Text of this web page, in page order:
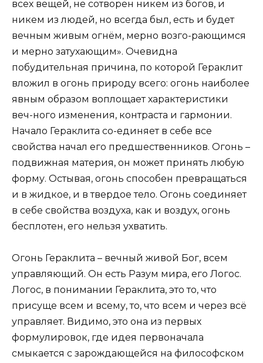
всех вещей, не сотворен никем из богов, и
никем из людей, но всегда был, есть и будет
вечным живым огнём, мерно возго-рающимся
и мерно затухающим». Очевидна
побудительная причина, по которой Гераклит
вложил в огонь природу всего: огонь наиболее
явным образом воплощает характеристики
веч-ного изменения, контраста и гармонии.
Начало Гераклита со-единяет в себе все
свойства начал его предшественников. Огонь –
подвижная материя, он может принять любую
форму. Остывая, огонь способен превращаться
и в жидкое, и в твердое тело. Огонь соединяет
в себе свойства воздуха, как и воздух, огонь
бесплотен, его нельзя ухватить.
Огонь Гераклита – вечный живой Бог, всем
управляющий. Он есть Разум мира, его Логос.
Логос, в понимании Гераклита, это то, что
присуще всем и всему, то, что всем и через всё
управляет. Видимо, это она из первых
формулировок, где идея первоначала
смыкается с зарождающейся на философском